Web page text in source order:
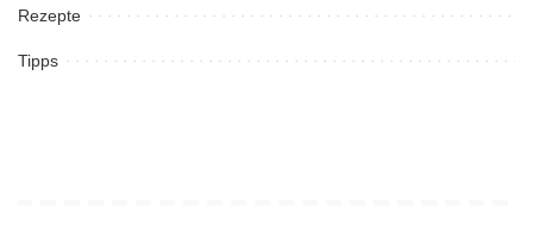
Rezepte
Tipps